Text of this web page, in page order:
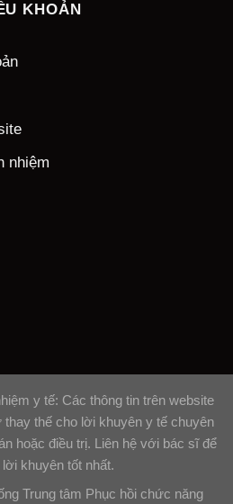
KHOẢN
nhiệm
y tế: Các thông tin trên website
thế cho lời khuyên y tế chuyên
hoặc điều trị. Liên hệ với bác sĩ để
khuyên tốt nhất.
Trung tâm Phục hồi chức năng